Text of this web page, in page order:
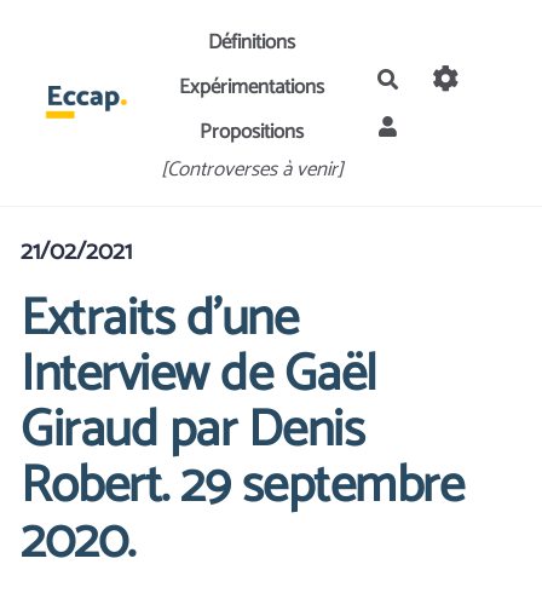
Aller au contenu principalDéfinitions
Expérimentations
Propositions
[Controverses à venir]
Rechercher
21/02/2021
Extraits d’une
Interview de Gaël
Giraud par Denis
Robert. 29 septembre
2020.